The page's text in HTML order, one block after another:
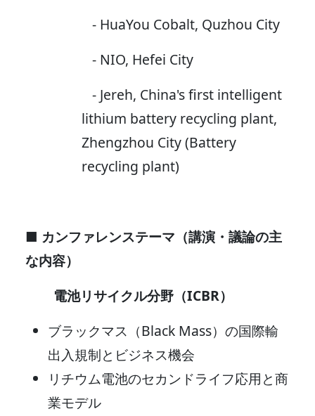
- HuaYou Cobalt, Quzhou City
- NIO, Hefei City
- Jereh, China's first intelligent
lithium battery recycling plant,
Zhengzhou City (Battery
recycling plant)
■ カンファレンステーマ（講演・議論の主
な内容）
電池リサイクル分野（ICBR）
ブラックマス（Black Mass）の国際輸
出入規制とビジネス機会
リチウム電池のセカンドライフ応用と商
業モデル